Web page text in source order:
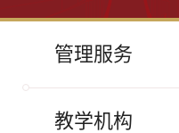
管理服务
教学机构